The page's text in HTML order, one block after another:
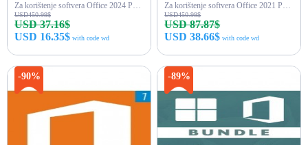
Za korištenje softvera Office 2024 Pro Plus (Word, Excel...), LTSC
USD450.99$
USD 37.16$
USD 16.35$ with code wd
Za korištenje softvera Office 2021 Pro Plus (Word, Excel...)
USD450.99$
USD 87.87$
USD 38.66$ with code wd
-90% -89%